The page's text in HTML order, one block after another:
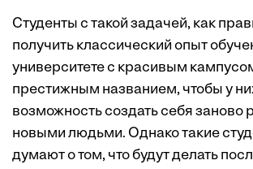
Студенты с такой задачей, как
получить классический опыт
университете с красивым
престижным названием, чтобы у
возможность создать себя заново
новыми людьми. Однако такие
думают о том, что будут делать